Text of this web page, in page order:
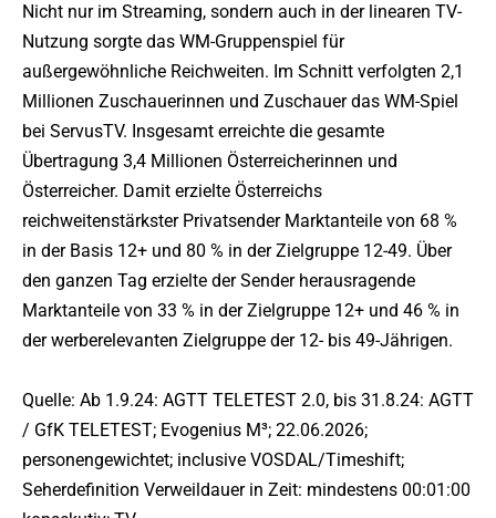
Nicht nur im Streaming, sondern auch in der linearen TV-
Nutzung sorgte das WM-Gruppenspiel für
außergewöhnliche Reichweiten. Im Schnitt verfolgten 2,1
Millionen Zuschauerinnen und Zuschauer das WM-Spiel
bei ServusTV. Insgesamt erreichte die gesamte
Übertragung 3,4 Millionen Österreicherinnen und
Österreicher. Damit erzielte Österreichs
reichweitenstärkster Privatsender Marktanteile von 68 %
in der Basis 12+ und 80 % in der Zielgruppe 12-49. Über
den ganzen Tag erzielte der Sender herausragende
Marktanteile von 33 % in der Zielgruppe 12+ und 46 % in
der werberelevanten Zielgruppe der 12- bis 49-Jährigen.
Quelle: Ab 1.9.24: AGTT TELETEST 2.0, bis 31.8.24: AGTT
/ GfK TELETEST; Evogenius M³; 22.06.2026;
personengewichtet; inclusive VOSDAL/Timeshift;
Seherdefinition Verweildauer in Zeit: mindestens 00:01:00